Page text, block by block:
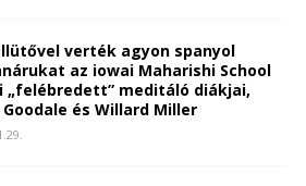
verték agyon spanyol
az iowai Maharishi School
„felébredett” meditáló diákjai,
Goodale és Willard Miller